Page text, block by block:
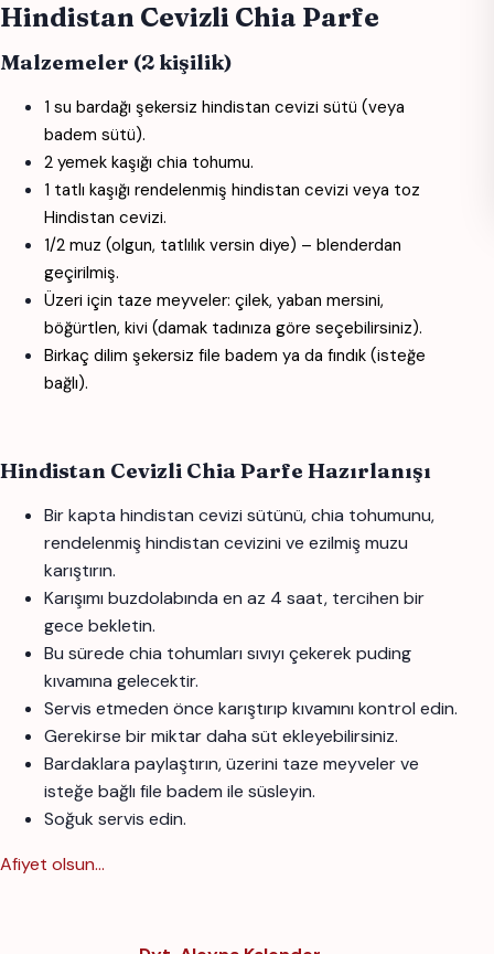
Hindistan Cevizli Chia Parfe
Malzemeler (2 kişilik)
1 su bardağı şekersiz hindistan cevizi sütü (veya
badem sütü).
2 yemek kaşığı chia tohumu.
1 tatlı kaşığı rendelenmiş hindistan cevizi veya toz
Hindistan cevizi.
1/2 muz (olgun, tatlılık versin diye) – blenderdan
geçirilmiş.
Üzeri için taze meyveler: çilek, yaban mersini,
böğürtlen, kivi (damak tadınıza göre seçebilirsiniz).
Birkaç dilim şekersiz file badem ya da fındık (isteğe
bağlı).
Hindistan Cevizli Chia Parfe Hazırlanışı
Bir kapta hindistan cevizi sütünü, chia tohumunu,
rendelenmiş hindistan cevizini ve ezilmiş muzu
karıştırın.
Karışımı buzdolabında en az 4 saat, tercihen bir
gece bekletin.
Bu sürede chia tohumları sıvıyı çekerek puding
kıvamına gelecektir.
Servis etmeden önce karıştırıp kıvamını kontrol edin.
Gerekirse bir miktar daha süt ekleyebilirsiniz.
Bardaklara paylaştırın, üzerini taze meyveler ve
isteğe bağlı file badem ile süsleyin.
Soğuk servis edin.
Afiyet olsun...